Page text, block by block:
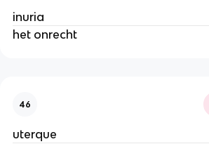
inuria
het onrecht
46
uterque